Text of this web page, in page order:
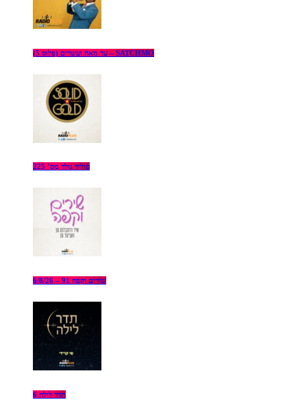
עד מאה ועשרים (פלוס 5) – SATCHMO
סוליד גולד מס’ 225
שירים וקפה 91 – 6/8/26
תדר לילה 6